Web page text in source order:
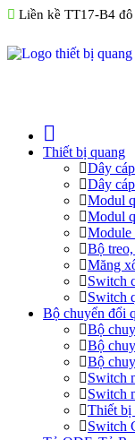
Liền kề TT17-B4
Thiết bị quang
Dây
Dây
Modul
Modul
Module
Bộ
Măng
Switch
Switch
Bộ chuyển đổi
Bộ
Bộ
Bộ
Switch
Switch
Thiết bị
Switch